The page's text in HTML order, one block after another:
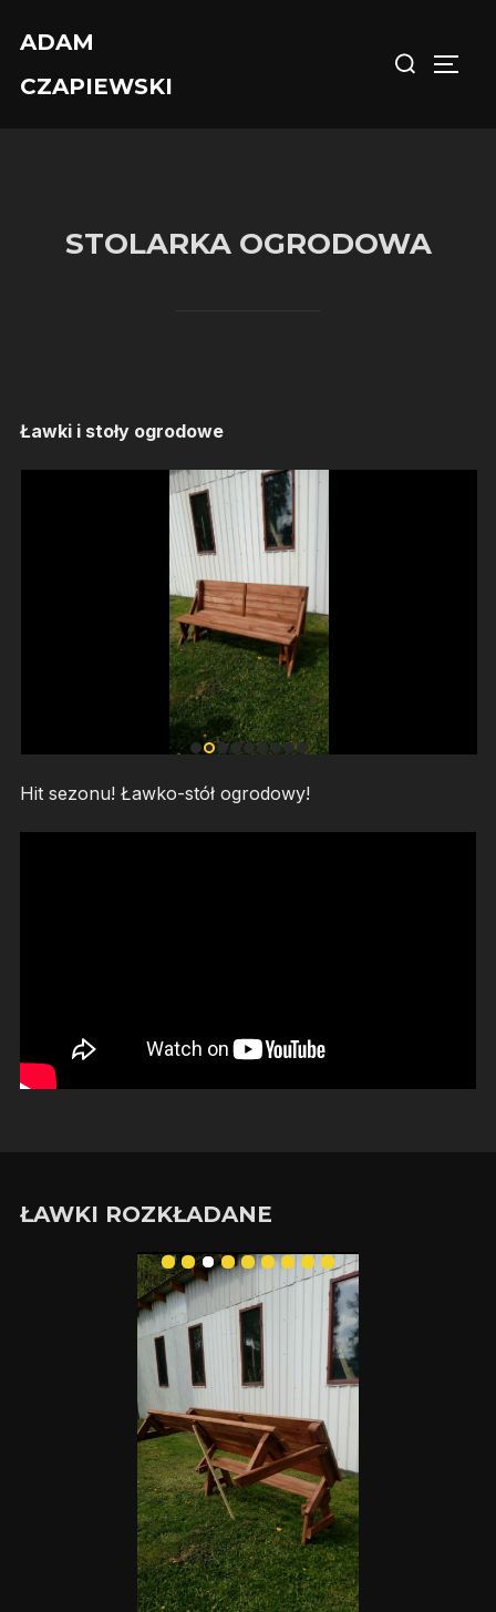
content
ADAM
CZAPIEWSKI
for:
STOLARKA OGRODOWA
Ławki i stoły ogrodowe
Hit sezonu! Ławko-stół ogrodowy!
ŁAWKI ROZKŁADANE